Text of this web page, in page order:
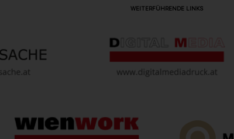
WEITERFÜHRENDE LINKS